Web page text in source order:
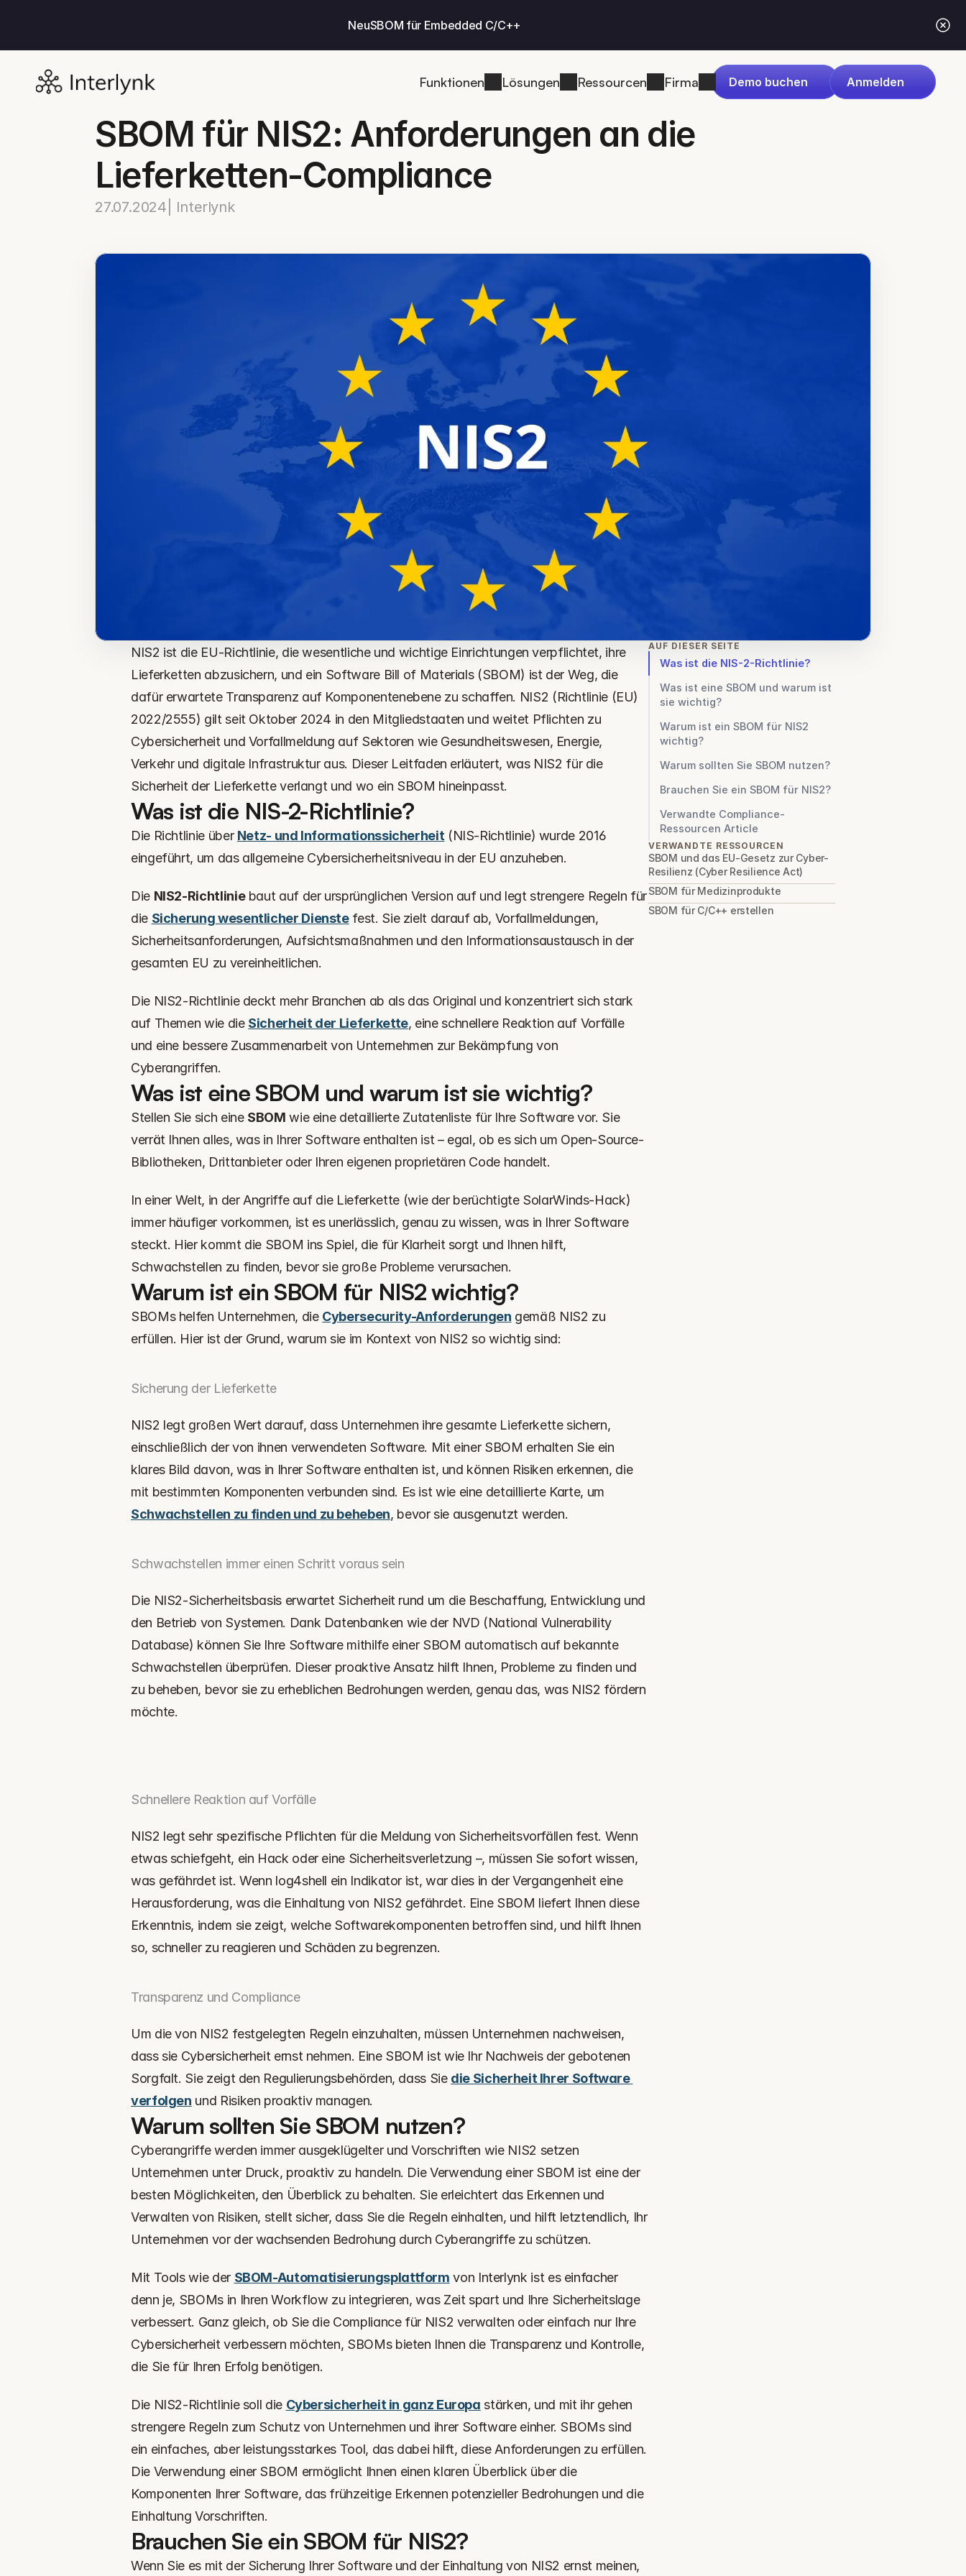
NeuSBOM für Embedded C/C++
Funktionen Lösungen Ressourcen Firma Demo buchen Anmelden
SBOM für NIS2: Anforderungen an die
Lieferketten-Compliance
27.07.2024 | Interlynk
NIS2 ist die EU-Richtlinie, die wesentliche und wichtige Einrichtungen verpflichtet, ihre
Lieferketten abzusichern, und ein Software Bill of Materials (SBOM) ist der Weg, die
dafür erwartete Transparenz auf Komponentenebene zu schaffen. NIS2 (Richtlinie (EU)
2022/2555) gilt seit Oktober 2024 in den Mitgliedstaaten und weitet Pflichten zu
Cybersicherheit und Vorfallmeldung auf Sektoren wie Gesundheitswesen, Energie,
Verkehr und digitale Infrastruktur aus. Dieser Leitfaden erläutert, was NIS2 für die
Sicherheit der Lieferkette verlangt und wo ein SBOM hineinpasst.
Was ist die NIS-2-Richtlinie?
Die Richtlinie über Netz- und Informationssicherheit (NIS-Richtlinie) wurde 2016
eingeführt, um das allgemeine Cybersicherheitsniveau in der EU anzuheben.
Die NIS2-Richtlinie baut auf der ursprünglichen Version auf und legt strengere Regeln für
die Sicherung wesentlicher Dienste fest. Sie zielt darauf ab, Vorfallmeldungen,
Sicherheitsanforderungen, Aufsichtsmaßnahmen und den Informationsaustausch in der
gesamten EU zu vereinheitlichen.
Die NIS2-Richtlinie deckt mehr Branchen ab als das Original und konzentriert sich stark
auf Themen wie die Sicherheit der Lieferkette, eine schnellere Reaktion auf Vorfälle
und eine bessere Zusammenarbeit von Unternehmen zur Bekämpfung von
Cyberangriffen.
Was ist eine SBOM und warum ist sie wichtig?
Stellen Sie sich eine SBOM wie eine detaillierte Zutatenliste für Ihre Software vor. Sie
verrät Ihnen alles, was in Ihrer Software enthalten ist – egal, ob es sich um Open-Source-
Bibliotheken, Drittanbieter oder Ihren eigenen proprietären Code handelt.
In einer Welt, in der Angriffe auf die Lieferkette (wie der berüchtigte SolarWinds-Hack)
immer häufiger vorkommen, ist es unerlässlich, genau zu wissen, was in Ihrer Software
steckt. Hier kommt die SBOM ins Spiel, die für Klarheit sorgt und Ihnen hilft,
Schwachstellen zu finden, bevor sie große Probleme verursachen.
Warum ist ein SBOM für NIS2 wichtig?
SBOMs helfen Unternehmen, die Cybersecurity-Anforderungen gemäß NIS2 zu
erfüllen. Hier ist der Grund, warum sie im Kontext von NIS2 so wichtig sind:
Sicherung der Lieferkette
NIS2 legt großen Wert darauf, dass Unternehmen ihre gesamte Lieferkette sichern,
einschließlich der von ihnen verwendeten Software. Mit einer SBOM erhalten Sie ein
klares Bild davon, was in Ihrer Software enthalten ist, und können Risiken erkennen, die
Schwachstellen zu finden und zu beheben, bevor sie ausgenutzt werden.‍
Schwachstellen immer einen Schritt voraus sein
Die NIS2-Sicherheitsbasis erwartet Sicherheit rund um die Beschaffung, Entwicklung und
den Betrieb von Systemen. Dank Datenbanken wie der NVD (National Vulnerability
Database) können Sie Ihre Software mithilfe einer SBOM automatisch auf bekannte
Schwachstellen überprüfen. Dieser proaktive Ansatz hilft Ihnen, Probleme zu finden und
zu beheben, bevor sie zu erheblichen Bedrohungen werden, genau das, was NIS2 fördern
möchte.
Schnellere Reaktion auf Vorfälle
NIS2 legt sehr spezifische Pflichten für die Meldung von Sicherheitsvorfällen fest. Wenn
etwas schiefgeht, ein Hack oder eine Sicherheitsverletzung –, müssen Sie sofort wissen,
was gefährdet ist. Wenn log4shell ein Indikator ist, war dies in der Vergangenheit eine
Herausforderung, was die Einhaltung von NIS2 gefährdet. Eine SBOM liefert Ihnen diese
Erkenntnis, indem sie zeigt, welche Softwarekomponenten betroffen sind, und hilft Ihnen
so, schneller zu reagieren und Schäden zu begrenzen.‍
Transparenz und Compliance
Um die von NIS2 festgelegten Regeln einzuhalten, müssen Unternehmen nachweisen,
dass sie Cybersicherheit ernst nehmen. Eine SBOM ist wie Ihr Nachweis der gebotenen
Sorgfalt. Sie zeigt den Regulierungsbehörden, dass Sie die Sicherheit Ihrer Software
verfolgen und Risiken proaktiv managen.
Warum sollten Sie SBOM nutzen?
Cyberangriffe werden immer ausgeklügelter und Vorschriften wie NIS2 setzen
Unternehmen unter Druck, proaktiv zu handeln. Die Verwendung einer SBOM ist eine der
besten Möglichkeiten, den Überblick zu behalten. Sie erleichtert das Erkennen und
Verwalten von Risiken, stellt sicher, dass Sie die Regeln einhalten, und hilft letztendlich, Ihr
Unternehmen vor der wachsenden Bedrohung durch Cyberangriffe zu schützen.
Mit Tools wie der SBOM-Automatisierungsplattform von Interlynk ist es einfacher
denn je, SBOMs in Ihren Workflow zu integrieren, was Zeit spart und Ihre Sicherheitslage
verbessert. Ganz gleich, ob Sie die Compliance für NIS2 verwalten oder einfach nur Ihre
Cybersicherheit verbessern möchten, SBOMs bieten Ihnen die Transparenz und Kontrolle,
die Sie für Ihren Erfolg benötigen.
Die NIS2-Richtlinie soll die Cybersicherheit in ganz Europa stärken, und mit ihr gehen
strengere Regeln zum Schutz von Unternehmen und ihrer Software einher. SBOMs sind
ein einfaches, aber leistungsstarkes Tool, das dabei hilft, diese Anforderungen zu erfüllen.
Die Verwendung einer SBOM ermöglicht Ihnen einen klaren Überblick über die
Komponenten Ihrer Software, das frühzeitige Erkennen potenzieller Bedrohungen und die
Einhaltung Vorschriften.
Brauchen Sie ein SBOM für NIS2?
Wenn Sie es mit der Sicherung Ihrer Software und der Einhaltung von NIS2 ernst meinen,
AUF DIESER SEITE
Was ist die NIS-2-Richtlinie?
Was ist eine SBOM und warum ist
sie wichtig?
Warum ist ein SBOM für NIS2
wichtig?
Warum sollten Sie SBOM nutzen?
Brauchen Sie ein SBOM für NIS2?
Verwandte Compliance-
Ressourcen Article
VERWANDTE RESSOURCEN
SBOM und das EU-Gesetz zur Cyber-
Resilienz (Cyber Resilience Act)
SBOM für Medizinprodukte
SBOM für C/C++ erstellen